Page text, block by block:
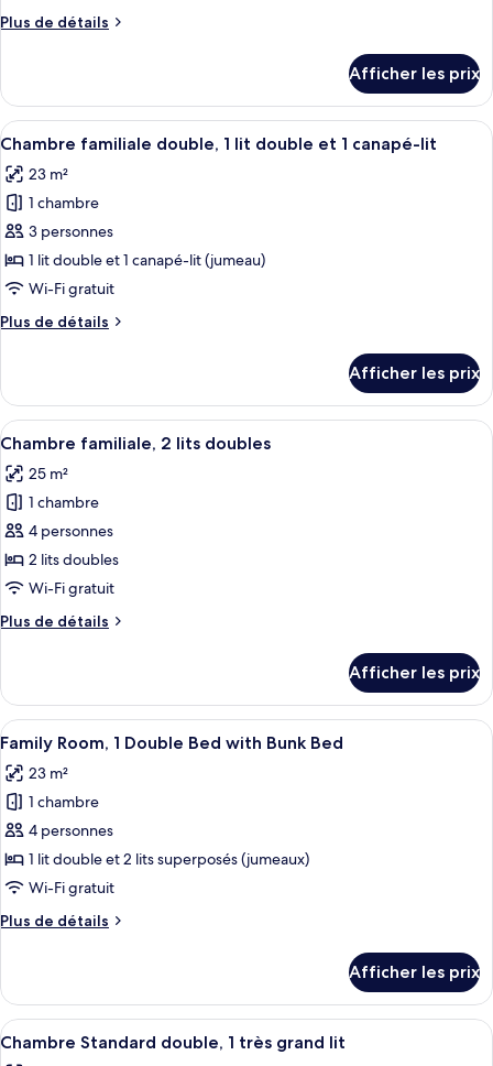
chambre :
lits
jumeaux,
2
lits
jumeaux
Plus de détails
Plus
Chambre
avec
lits
2
lits
jumeaux
Afficher les prix
Afficher
toutes
les
photos
pour
ce
type
chambre :
double,
1
lit
double
et
1
canapé-
lit
Une chambre à coucher moderne
9
Chambre familiale double, 1 lit double et 1 canapé-lit
23 m²
1 chambre
3 personnes
1 lit double et 1 canapé-lit (jumeau)
Wi-Fi gratuit
Plus de détails
Plus
Chambre
familiale
double,
lit
double
et
canapé-
lit
Afficher les prix
Afficher
toutes
les
photos
pour
ce
type
chambre :
2
lits
doubles
Une chambre d’hôtel avec un
9
Chambre familiale, 2 lits doubles
25 m²
1 chambre
4 personnes
2 lits doubles
Wi-Fi gratuit
Plus de détails
Plus
Chambre
familiale,
2
doubles
Afficher les prix
Afficher
toutes
les
photos
pour
ce
type
chambre :
Double
Bed
Une chambre d’hôtel moderne
7
Family Room, 1 Double Bed with Bunk Bed
23 m²
1 chambre
4 personnes
1 lit double et 2 lits superposés (jumeaux)
Wi-Fi gratuit
Plus de détails
Plus
Family
Room,
1
Afficher les prix
Afficher
toutes
Une chambre moderne avec un
8
Chambre Standard double, 1 très grand lit